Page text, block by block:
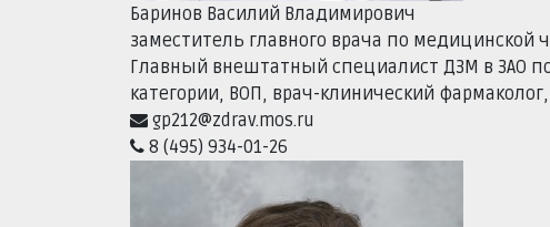
Баринов Василий Владимирович
заместитель главного врача по медицинской
Главный внештатный специалист ДЗМ в ЗАО
категории, ВОП, врач-клинический
gp212@zdrav.mos.ru
8 (495) 934-01-26